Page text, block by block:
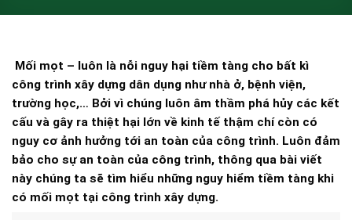
Mối mọt – luôn là nỗi nguy hại tiềm tàng cho bất kì
công trình xây dựng dân dụng như nhà ở, bệnh viện,
trường học,… Bởi vì chúng luôn âm thầm phá hủy các kết
cấu và gây ra thiệt hại lớn về kinh tế thậm chí còn có
nguy cơ ảnh hưởng tới an toàn của công trình. Luôn đảm
bảo cho sự an toàn của công trình, thông qua bài viết
này chúng ta sẽ tìm hiểu những nguy hiểm tiềm tàng khi
có mối mọt tại công trình xây dựng.